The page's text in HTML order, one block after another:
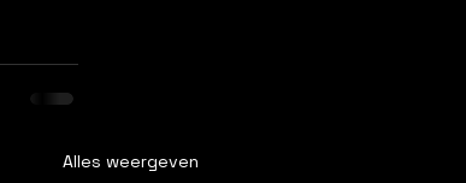
Alles weergeven